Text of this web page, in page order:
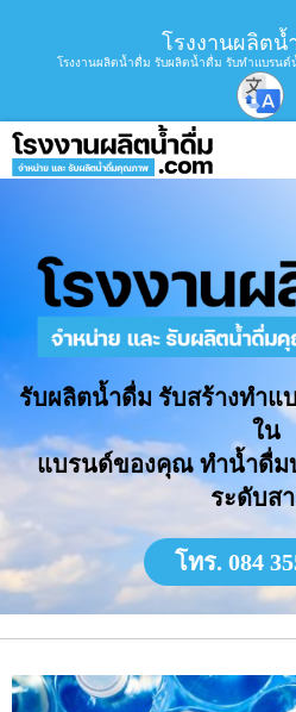
โรงงานผลิตน้
โรงงานผลิตน้ำดื่ม รับผลิตน้ำดื่ม รับทำแบร
รับผลิตน้ำดื่ม รับสร้างทำ
ใน
แบรนด์ของคุณ ทำน้ำดื่ม
ระดับส
โทร. 084